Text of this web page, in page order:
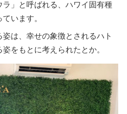
」と呼ばれる、ハワイ固有種
います。
は、幸せの象徴とされるハト
をもとに考えられたとか。